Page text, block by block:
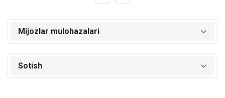
Mijozlar mulohazalari
Sotish